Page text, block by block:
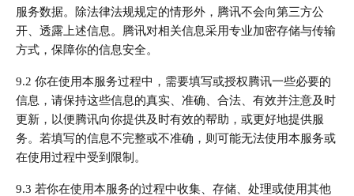
服务数据。除法律法规规定的情形外，腾讯不会向第三方公
开、透露上述信息。腾讯对相关信息采用专业加密存储与传输
方式，保障你的信息安全。
9.2 你在使用本服务过程中，需要填写或授权腾讯一些必要的
信息，请保持这些信息的真实、准确、合法、有效并注意及时
更新，以便腾讯向你提供及时有效的帮助，或更好地提供服
务。若填写的信息不完整或不准确，则可能无法使用本服务或
在使用过程中受到限制。
9.3 若你在使用本服务的过程中收集、存储、处理或使用其他